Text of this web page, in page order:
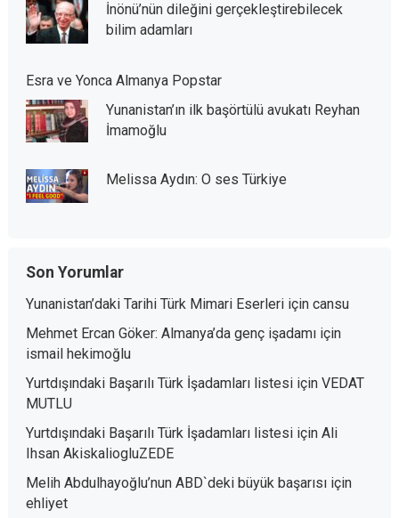
İnönü’nün dileğini gerçekleştirebilecek
bilim adamları
Esra ve Yonca Almanya Popstar
Yunanistan’ın ilk başörtülü avukatı Reyhan
İmamoğlu
Melissa Aydın: O ses Türkiye
Son Yorumlar
Yunanistan’daki Tarihi Türk Mimari Eserleriiçin cansu
Mehmet Ercan Göker: Almanya’da genç işadamıiçin
ismail hekimoğlu
Yurtdışındaki Başarılı Türk İşadamları listesiiçin VEDAT
MUTLU
Yurtdışındaki Başarılı Türk İşadamları listesiiçin Ali
Ihsan AkiskaliogluZEDE
Melih Abdulhayoğlu’nun ABD`deki büyük başarısıiçin
ehliyet